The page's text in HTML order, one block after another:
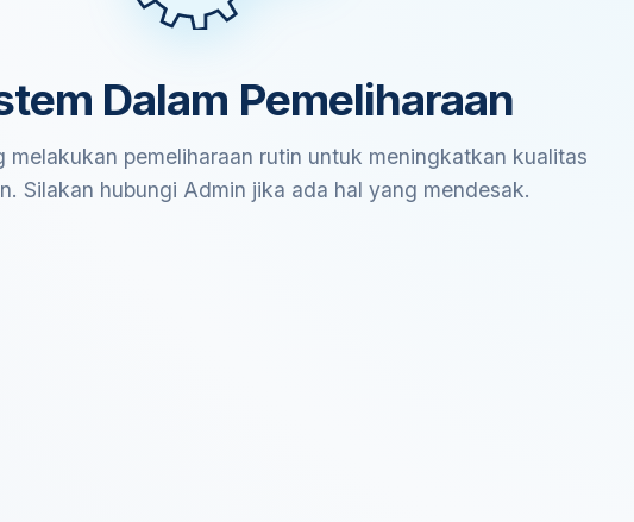
Dalam Pemeliharaan
melakukan pemeliharaan rutin untuk meningkatkan kualitas
Silakan hubungi Admin jika ada hal yang mendesak.